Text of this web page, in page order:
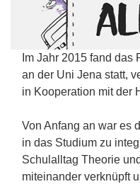
Im Jahr 2015 fand
an der Uni Jena statt,
in Kooperation mit der
Von Anfang an war es
in das Studium zu
Schulalltag Theorie
miteinander verknüpft